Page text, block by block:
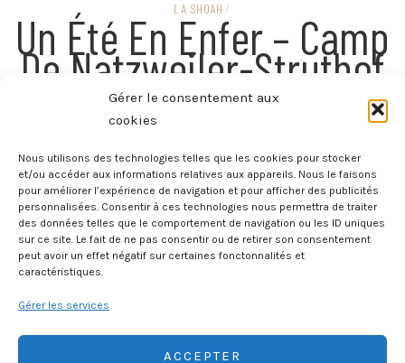
Gérer le consentement aux
cookies
Nous utilisons des technologies telles que les cookies pour stocker
et/ou accéder aux informations relatives aux appareils. Nous le faisons
pour améliorer l’expérience de navigation et pour afficher des publicités
personnalisées. Consentir à ces technologies nous permettra de traiter
des données telles que le comportement de navigation ou les ID uniques
sur ce site. Le fait de ne pas consentir ou de retirer son consentement
peut avoir un effet négatif sur certaines fonctonnalités et
caractéristiques.
Gérer les services
ACCEPTER
LA SHOAH /
Un Été En Enfer – Camp
De Natzweiler-Struthof
1942
LA SECONDE GUERRE MONDIALE/
La Visite – Le Struthof
Un Camp Méconnu